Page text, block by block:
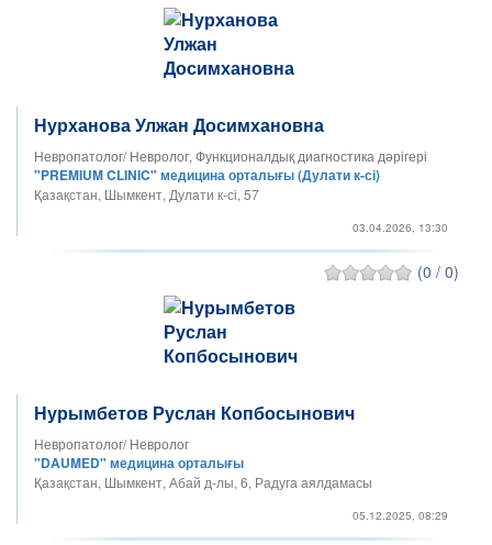
Нурханова Улжан Досимхановна
Невропатолог/ Невролог, Функционалдық диагностика дәрігері
"PREMIUM CLINIC" медицина орталығы (Дулати к-сі)
Қазақстан, Шымкент, Дулати к-сі, 57
03.04.2026, 13:30
(0 / 0)
Нурымбетов Руслан Копбосынович
Невропатолог/ Невролог
"DAUMED" медицина орталығы
Қазақстан, Шымкент, Абай д-лы, 6, Радуга аялдамасы
05.12.2025, 08:29